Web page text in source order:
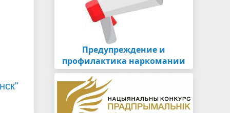
Предупреждение и
профилактика наркомании